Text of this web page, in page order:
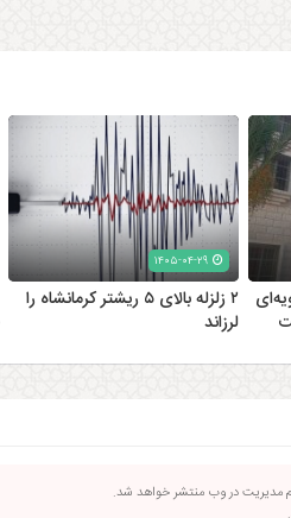
۲ زلزله‌ بالای ۵ ریشتر کرمانشاه را
لرزاند
مدیریت در وب منتشر خواهد شد.